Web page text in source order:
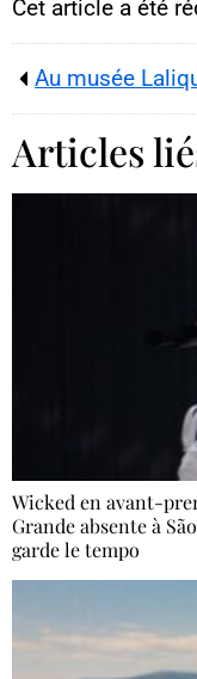
Cet article a été
Articles
Wicked en avant-
Grande absente à
garde le tempo